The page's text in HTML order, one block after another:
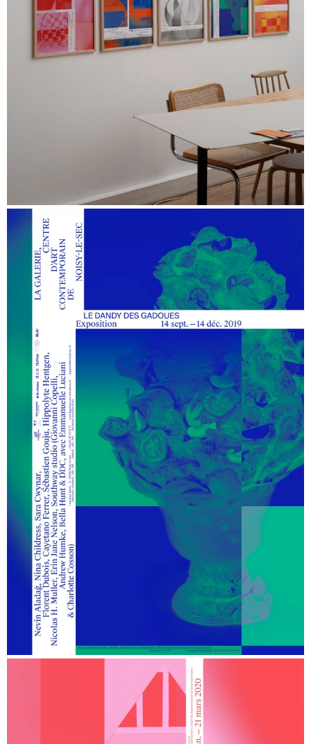
, Marguerite Humeau
DCA, Association française de développement des centres d’art
contemporain